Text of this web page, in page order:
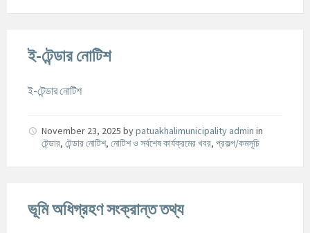
ই-টেন্ডার নোটিশ
ই-টেন্ডার নোটিশ
November 23, 2025 bypatuakhalimunicipality admin in
টেন্ডার, টেন্ডার নোটিশ, নোটিশ ও সর্বশেষ কার্যক্রমের খবর, প্রকল্প/কমসূচি
ভূমি অধিগ্রহণ সংক্রান্ত তথ্য